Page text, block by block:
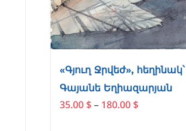
«Գյուղ Ջրվեժ», հեղինակ՝
Գայանե Եղիազարյան
35.00 $– 180.00 $Price